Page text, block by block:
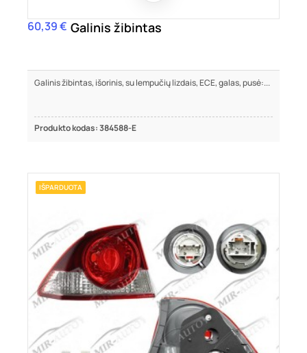
Kaina
60,39 € Galinis žibintas
Galinis žibintas, išorinis, su lempučių lizdais, ECE, galas, pusė:...
Produkto kodas: 384588-E
IŠPARDUOTA